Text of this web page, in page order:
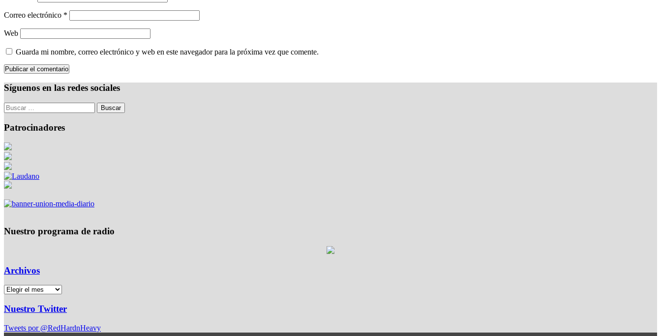
Correo electrónico *
Web
Guarda mi nombre, correo electrónico y web en este navegador para la próxima vez que comente.
Síguenos en las redes sociales
Patrocinadores
Nuestro programa de radio
Archivos
Nuestro Twitter
Tweets por @RedHardnHeavy